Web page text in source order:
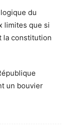
du
limites que si
la constitution
un bouvier